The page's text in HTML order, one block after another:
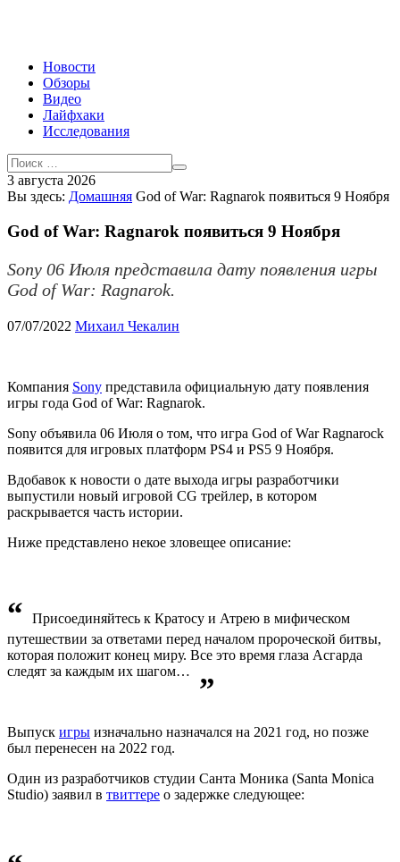
Новости
Обзоры
Видео
Лайфхаки
Исследования
3 августа 2026
Вы здесь: Домашняя God of War: Ragnarok появиться 9 Ноября
God of War: Ragnarok появиться 9 Ноября
Sony 06 Июля представила дату появления игры
God of War: Ragnarok.
07/07/2022 Михаил Чекалин
Компания Sony представила официальную дату появления
игры года God of War: Ragnarok.
Sony объявила 06 Июля о том, что игра God of War Ragnarock
появится для игровых платформ PS4 и PS5 9 Ноября.
Вдобавок к новости о дате выхода игры разработчики
выпустили новый игровой CG трейлер, в котором
раскрывается часть истории.
Ниже представлено некое зловещее описание:
“
Присоединяйтесь к Кратосу и Атрею в мифическом
путешествии за ответами перед началом пророческой битвы,
которая положит конец миру. Все это время глаза Асгарда
следят за каждым их шагом…
”
Выпуск игры изначально назначался на 2021 год, но позже
был перенесен на 2022 год.
Один из разработчиков студии Санта Моника (Santa Monica
Studio) заявил в твиттере о задержке следующее: